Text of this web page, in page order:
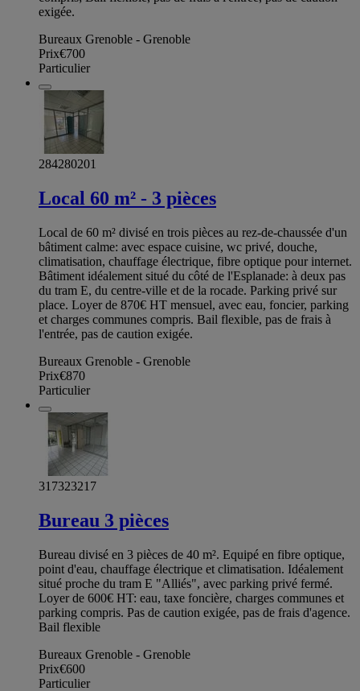
exigée.
Bureaux Grenoble - Grenoble
Prix€700
Particulier
284280201
Local 60 m² - 3 pièces
Local de 60 m² divisé en trois pièces au rez-de-chaussée d'un
bâtiment calme: avec espace cuisine, wc privé, douche,
climatisation, chauffage électrique, fibre optique pour internet.
Bâtiment idéalement situé du côté de l'Esplanade: à deux pas
du tram E, du centre-ville et de la rocade. Parking privé sur
place. Loyer de 870€ HT mensuel, avec eau, foncier, parking
et charges communes compris. Bail flexible, pas de frais à
l'entrée, pas de caution exigée.
Bureaux Grenoble - Grenoble
Prix€870
Particulier
317323217
Bureau 3 pièces
Bureau divisé en 3 pièces de 40 m². Equipé en fibre optique,
point d'eau, chauffage électrique et climatisation. Idéalement
situé proche du tram E "Alliés", avec parking privé fermé.
Loyer de 600€ HT: eau, taxe foncière, charges communes et
parking compris. Pas de caution exigée, pas de frais d'agence.
Bail flexible
Bureaux Grenoble - Grenoble
Prix€600
Particulier